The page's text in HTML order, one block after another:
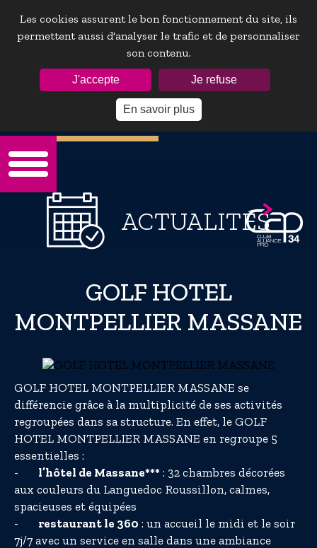
Les cookies assurent le bon fonctionnement du site, ils
permettent aussi d'analyser le trafic et de personnaliser
son contenu.
J'accepte Je refuse
En savoir plus
Mot de passe oublie ?
ACTUALITÉS
GOLF HOTEL
MONTPELLIER MASSANE
GOLF HOTEL MONTPELLIER MASSANE se
différencie grâce à la multiplicité de ses activités
regroupées dans sa structure. En effet, le GOLF
HOTEL MONTPELLIER MASSANE en regroupe 5
essentielles :
- l’hôtel de Massane*** : 32 chambres décorées
aux couleurs du Languedoc Roussillon, calmes,
spacieuses et équipées
- restaurant le 360 : un accueil le midi et le soir
7j/7 avec un service en salle dans une ambiance